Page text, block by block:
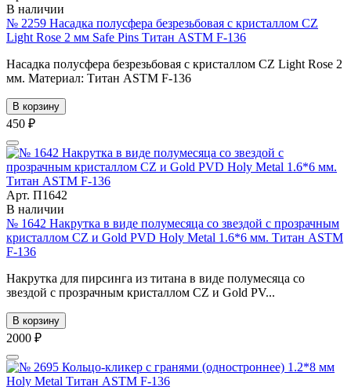
В наличии
№ 2259 Насадка полусфера безрезьбовая с кристаллом CZ
Light Rose 2 мм Safe Pins Титан ASTM F-136
Насадка полусфера безрезьбовая с кристаллом CZ Light Rose 2
мм. Материал: Титан ASTM F-136
В корзину
450 ₽
Арт. П1642
В наличии
№ 1642 Накрутка в виде полумесяца со звездой с прозрачным
кристаллом CZ и Gold PVD Holy Metal 1.6*6 мм. Титан ASTM
F-136
Накрутка для пирсинга из титана в виде полумесяца со
звездой с прозрачным кристаллом CZ и Gold PV...
В корзину
2000 ₽